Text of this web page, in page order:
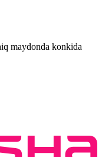
maydonda konkida